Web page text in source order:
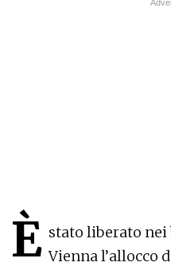
È stato liberato
Vienna l’allocco